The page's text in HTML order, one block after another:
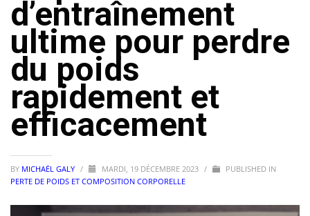
d’entraînement
ultime pour perdre
du poids
rapidement et
efficacement
BY MICHAËL GALY / MARDI, 19 DÉCEMBRE 2023 /
PUBLISHED IN
PERTE DE POIDS ET COMPOSITION CORPORELLE